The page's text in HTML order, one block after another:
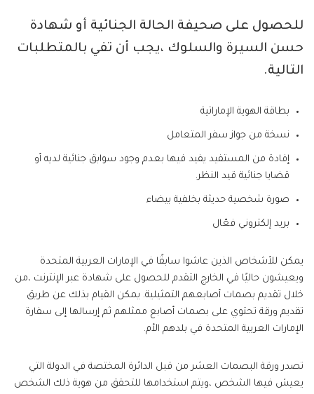
للحصول على صحيفة الحالة الجنائية أو شهادة
حسن السيرة والسلوك ،يجب أن تفي بالمتطلبات
التالية.
بطاقة الهوية الإماراتية
نسخة من جواز سفر المتعامل
إفادة من المستفيد يفيد فيها بعدم وجود سوابق جنائية لديه أو
قضايا جنائية قيد النظر.
صورة شخصية حديثة بخلفية بيضاء
بريد إلكتروني فعّال
يمكن للأشخاص الذين عاشوا سابقًا في الإمارات العربية المتحدة
ويعيشون حاليًا في الخارج التقدم للحصول على شهادة عبر الإنترنت ،من
خلال تقديم بصمات أصابعهم التمثيلية. يمكن القيام بذلك عن طريق
تقديم ورقة تحتوي على بصمات أصابع ممثلهم ثم إرسالها إلى سفارة
الإمارات العربية المتحدة في بلدهم الأم.
تصدر ورقة البصمات العشر من قبل الدائرة المختصة في الدولة التي
يعيش فيها الشخص ،ويتم استخدامها للتحقق من هوية ذلك الشخص